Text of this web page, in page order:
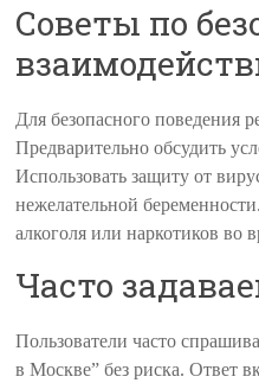
Советы по
Для безопасного поведения
Предварительно обсудить
Использовать защиту от
нежелательной
алкоголя или наркотиков во
Часто
Пользователи часто
в Москве” без риска. Ответ